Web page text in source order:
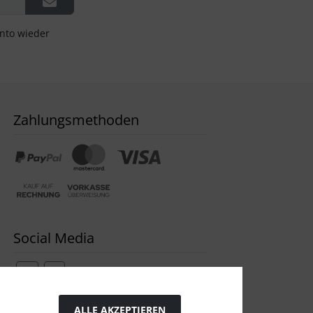
wieder
Zahlungsmethoden
Social Media
ALLE AKZEPTIEREN